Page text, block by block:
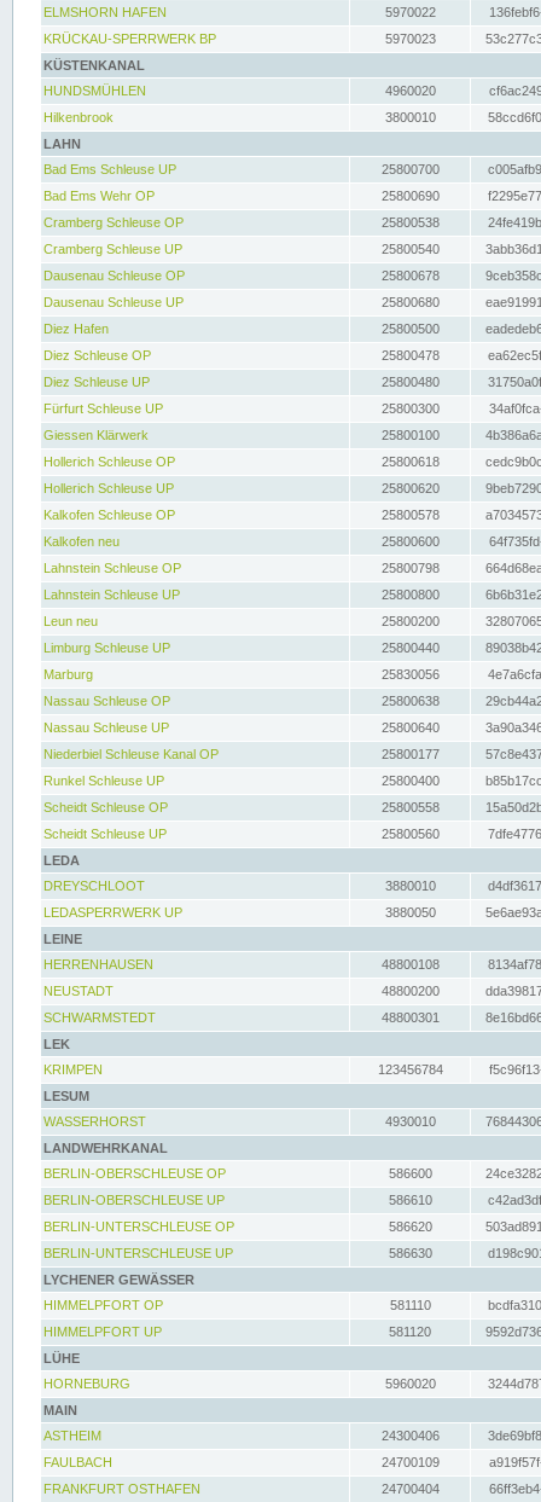
ELMSHORN HAFEN
5970022
KRÜCKAU-SPERRWERK BP
5970023
KÜSTENKANAL
HUNDSMÜHLEN
4960020
Hilkenbrook
3800010
LAHN
Bad Ems Schleuse UP
25800700
Bad Ems Wehr OP
25800690
Cramberg Schleuse OP
25800538
Cramberg Schleuse UP
25800540
Dausenau Schleuse OP
25800678
Dausenau Schleuse UP
25800680
Diez Hafen
25800500
Diez Schleuse OP
25800478
Diez Schleuse UP
25800480
Fürfurt Schleuse UP
25800300
Giessen Klärwerk
25800100
Hollerich Schleuse OP
25800618
Hollerich Schleuse UP
25800620
Kalkofen Schleuse OP
25800578
Kalkofen neu
25800600
Lahnstein Schleuse OP
25800798
Lahnstein Schleuse UP
25800800
Leun neu
25800200
Limburg Schleuse UP
25800440
Marburg
25830056
Nassau Schleuse OP
25800638
Nassau Schleuse UP
25800640
Niederbiel Schleuse Kanal OP
25800177
Runkel Schleuse UP
25800400
Scheidt Schleuse OP
25800558
Scheidt Schleuse UP
25800560
LEDA
DREYSCHLOOT
3880010
LEDASPERRWERK UP
3880050
LEINE
HERRENHAUSEN
48800108
NEUSTADT
48800200
SCHWARMSTEDT
48800301
LEK
KRIMPEN
123456784
LESUM
WASSERHORST
4930010
LANDWEHRKANAL
BERLIN-OBERSCHLEUSE OP
586600
BERLIN-OBERSCHLEUSE UP
586610
BERLIN-UNTERSCHLEUSE OP
586620
BERLIN-UNTERSCHLEUSE UP
586630
LYCHENER GEWÄSSER
HIMMELPFORT OP
581110
HIMMELPFORT UP
581120
LÜHE
HORNEBURG
5960020
MAIN
ASTHEIM
24300406
FAULBACH
24700109
FRANKFURT OSTHAFEN
24700404